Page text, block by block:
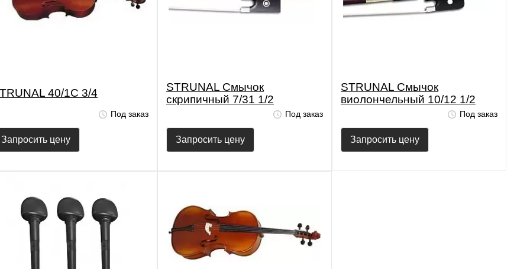
40/1C 3/4
Под заказ
Запросить цену
STRUNAL Смычок
скрипичный 7/31 1/2
Под заказ
Запросить цену
STRUNAL Смычок
виолончельный 10/12 1/2
Под заказ
Запросить цену